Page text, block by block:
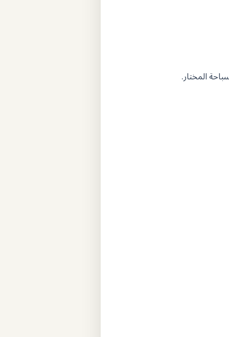
المختار.